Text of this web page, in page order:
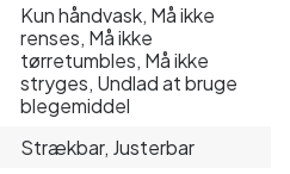
Kun håndvask, Må ikke
renses, Må ikke
tørretumbles, Må ikke
stryges, Undlad at bruge
blegemiddel
Strækbar, Justerbar